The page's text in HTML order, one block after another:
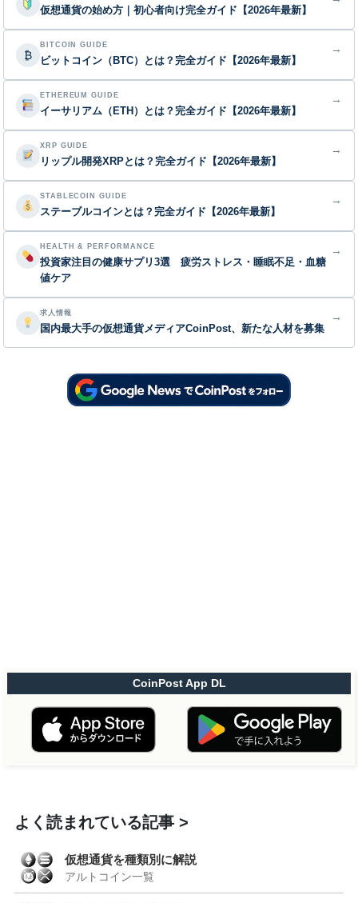
仮想通貨の始め方｜初心者向け完全ガイド【2026年最新】
₿
BITCOIN GUIDE
ビットコイン（BTC）とは？完全ガイド【2026年最新】
→
ETHEREUM GUIDE
イーサリアム（ETH）とは？完全ガイド【2026年最新】
→
XRP GUIDE
リップル開発XRPとは？完全ガイド【2026年最新】
→
STABLECOIN GUIDE
ステーブルコインとは？完全ガイド【2026年最新】
→
HEALTH & PERFORMANCE
投資家注目の健康サプリ3選 疲労ストレス・睡眠不足・血糖
値ケア
→
求人情報
国内最大手の仮想通貨メディアCoinPost、新たな人材を募集
→
CoinPost App DL
よく読まれている記事
仮想通貨を種類別に解説
アルトコイン一覧